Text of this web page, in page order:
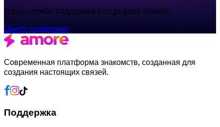
Наша служба поддержки всегда рада помочь.
Центр поддержки
Современная платформа знакомств, созданная для
создания настоящих связей.
Поддержка